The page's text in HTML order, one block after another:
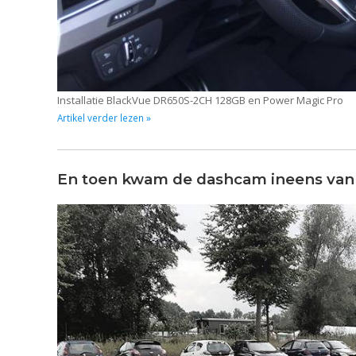
Installatie BlackVue DR650S-2CH 128GB en Power Magic Pro
Artikel verder lezen »
En toen kwam de dashcam ineens